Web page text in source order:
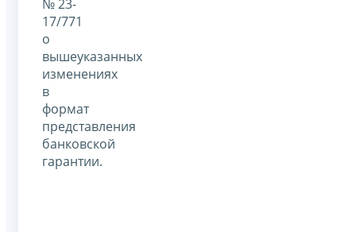
№ 23-
17/771
о
вышеуказанных
изменениях
в
формат
представления
банковской
гарантии.